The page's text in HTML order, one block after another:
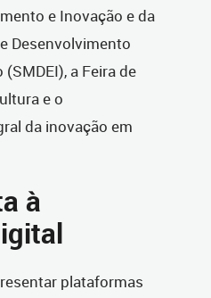
e Inovação e da
Desenvolvimento
a Feira de
e o
da inovação em
à
plataformas